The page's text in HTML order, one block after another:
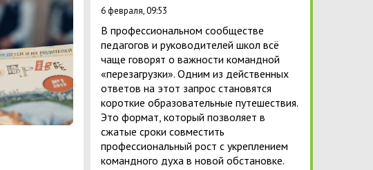
6 февраля, 09:53
В профессиональном сообществе
педагогов и руководителей школ всё
чаще говорят о важности командной
«перезагрузки». Одним из действенных
ответов на этот запрос становятся
короткие образовательные путешествия.
Это формат, который позволяет в
сжатые сроки совместить
профессиональный рост с укреплением
командного духа в новой обстановке.